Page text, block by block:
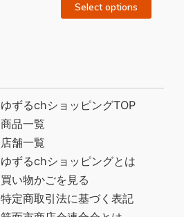
Select options
ゆずるchショッピングTOP
商品一覧
店舗一覧
ゆずるchショッピングとは
買い物かごを見る
特定商取引法に基づく表記